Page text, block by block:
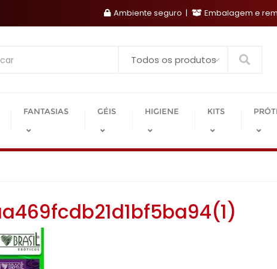
Ambiente seguro Embalagem e
Search
FANTASIAS GÉIS HIGIENE KITS